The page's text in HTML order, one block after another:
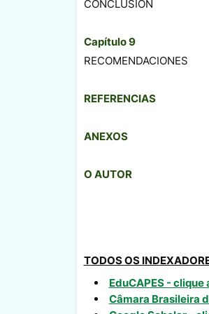
CONCLUSIÓN
Capítulo 9
RECOMENDACIONES
REFERENCIAS
ANEXOS
O AUTOR
TODOS OS
EduCAPES - clique
Câmara Brasileira